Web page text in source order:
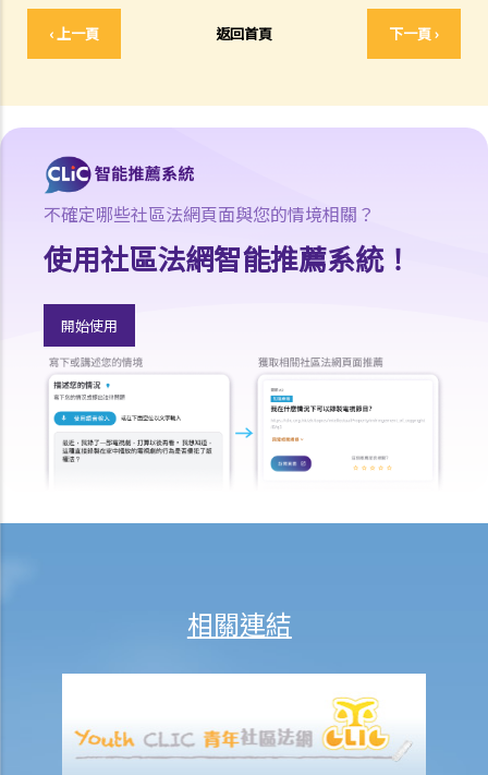
‹ 上一頁 返回首頁 下一頁 ›
C. 保障同居伴侶免受暴力對待
D. 父母的權利
未婚。我們的孩子也能獲得香港永久居留權嗎？
3. 如果我在與伴侶同居時對其居所或所在社區造成損毀，我是否需要承
J. 變性人的婚姻
1. 我在香港合法結婚。如果後來我的配偶變性，我的婚姻還有效嗎？
K. 同性婚姻／公民伙伴關係
1. 於海外結婚的同性伴侶在香港享有的權益及福利
2. 同性伴侶需要回到他們結婚的國家才能離婚嗎？他們是否需要向香港
政府更新婚姻狀況為離婚？
1. 在香港結婚有年齡限制嗎？
2. 我的妻子是澳洲人。我想她來香港與我同住。我要怎樣做？
3. 我幾年前在內地結婚，但後來丈夫離開了我，不知所蹤。我現在想在
香港再結婚了，我有可能干犯重婚罪嗎？
不確定哪些社區法網頁面與您的情境相關？
使用社區法網智能推薦系統！
開始使用
相關連結